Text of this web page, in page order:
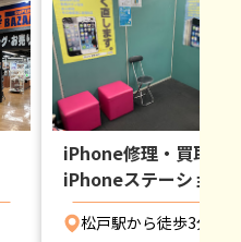
iPhone修理・買取
iPhoneステーション
戸店
松戸駅から徒歩3分